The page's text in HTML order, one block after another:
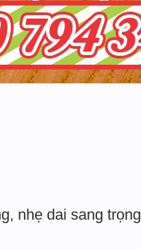
nhẹ dai sang trọng